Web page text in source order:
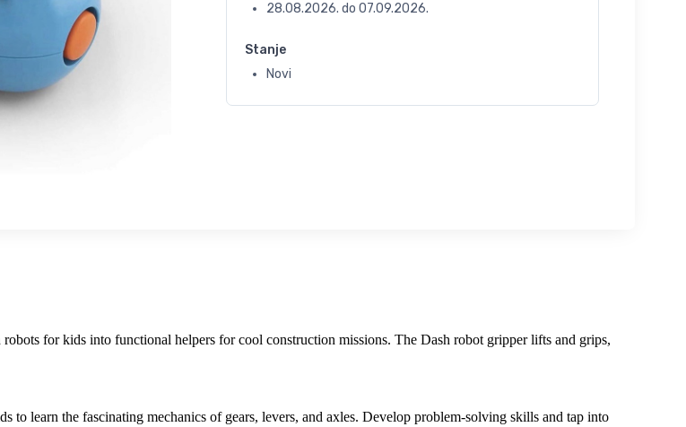
28.08.2026. do 07.09.2026.
Stanje
Novi